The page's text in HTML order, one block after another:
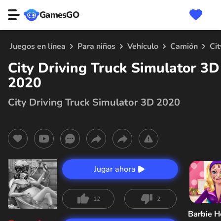
GamesGO
Juegos en línea Para niños Vehículo Camión
City Driving Truck Simulator 3D
2020
City Driving Truck Simulator 3D 2020
Jugar ahora
12 2
Barbie